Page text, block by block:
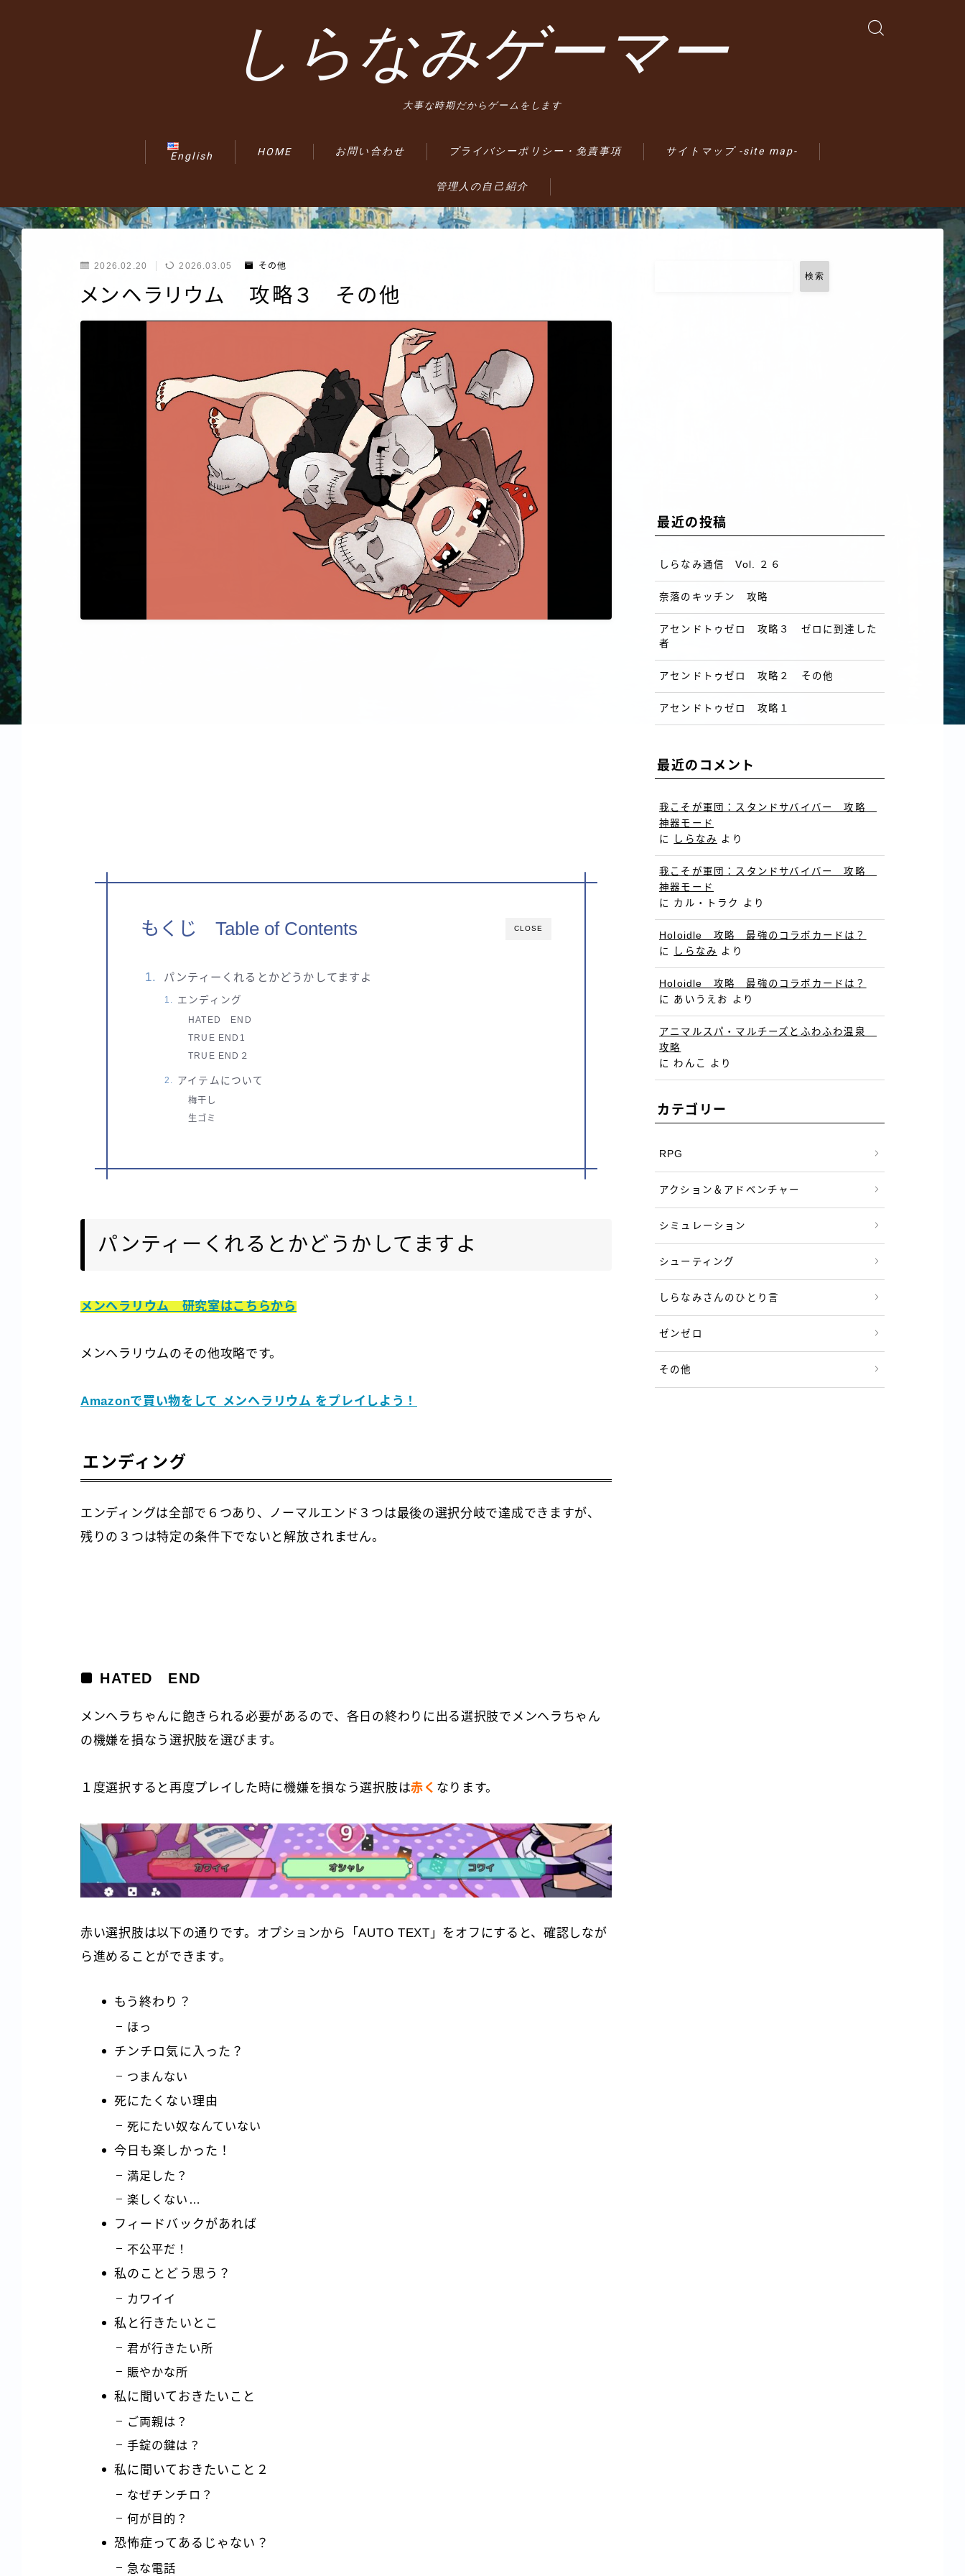
しらなみゲーマー
大事な時期だからゲームをします
English HOME お問い合わせ プライバシーポリシー・免責事項 サイトマップ -site map-
管理人の自己紹介
2026.02.20 2026.03.05 その他
メンヘラリウム 攻略３ その他
CLOSE
もくじ Table of Contents
パンティーくれるとかどうかしてますよ
エンディング
HATED END
TRUE END1
TRUE END２
アイテムについて
梅干し
生ゴミ
パンティーくれるとかどうかしてますよ
メンヘラリウム 研究室はこちらから
メンヘラリウムのその他攻略です。
Amazonで買い物をして メンヘラリウム をプレイしよう！
エンディング
エンディングは全部で６つあり、ノーマルエンド３つは最後の選択分岐で達成できますが、
残りの３つは特定の条件下でないと解放されません。
HATED END
メンヘラちゃんに飽きられる必要があるので、各日の終わりに出る選択肢でメンヘラちゃん
の機嫌を損なう選択肢を選びます。
１度選択すると再度プレイした時に機嫌を損なう選択肢は赤く なります。
赤い選択肢は以下の通りです。オプションから「AUTO TEXT」をオフにすると、確認しなが
ら進めることができます。
もう終わり？
ほっ
チンチロ気に入った？
つまんない
死にたくない理由
死にたい奴なんていない
今日も楽しかった！
満足した？
楽しくない…
フィードバックがあれば
不公平だ！
私のことどう思う？
カワイイ
私と行きたいとこ
君が行きたい所
賑やかな所
私に聞いておきたいこと
ご両親は？
手錠の鍵は？
私に聞いておきたいこと２
なぜチンチロ？
何が目的？
恐怖症ってあるじゃない？
急な電話
検索
最近の投稿
しらなみ通信 Vol. ２６
奈落のキッチン 攻略
アセンドトゥゼロ 攻略３ ゼロに到達した
者
アセンドトゥゼロ 攻略２ その他
アセンドトゥゼロ 攻略１
最近のコメント
我こそが軍団：スタンドサバイバー 攻略
神器モード
に
しらなみ より
我こそが軍団：スタンドサバイバー 攻略
神器モード
に カル・トラク より
Holoidle 攻略 最強のコラボカードは？
に
しらなみ より
Holoidle 攻略 最強のコラボカードは？
に あいうえお より
アニマルスパ・マルチーズとふわふわ温泉
攻略
にわんこ より
カテゴリー
RPG
アクション＆アドベンチャー
シミュレーション
シューティング
しらなみさんのひとり言
ゼンゼロ
その他